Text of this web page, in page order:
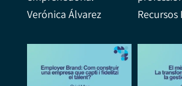
Verónica Álvarez